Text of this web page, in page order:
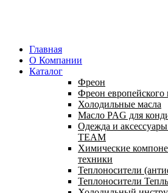
Главная
О Компании
Каталог
Фреон
Фреон европейского
Холодильные масла
Масло PAG для
Одежда и
TEAM
Химические
техники
Теплоносители
Теплоносители